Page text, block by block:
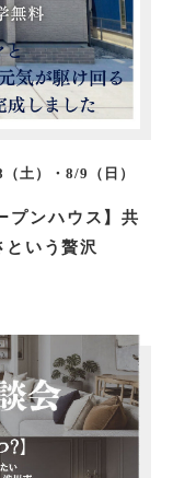
土）・8/9（日）
プンハウス】共
という贅沢